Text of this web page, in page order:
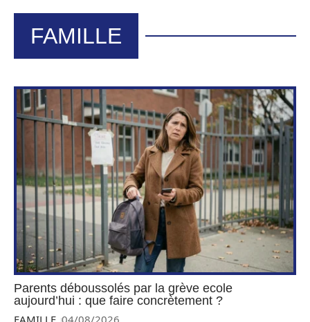
FAMILLE
Parents déboussolés par la grève ecole
aujourd’hui : que faire concrètement ?